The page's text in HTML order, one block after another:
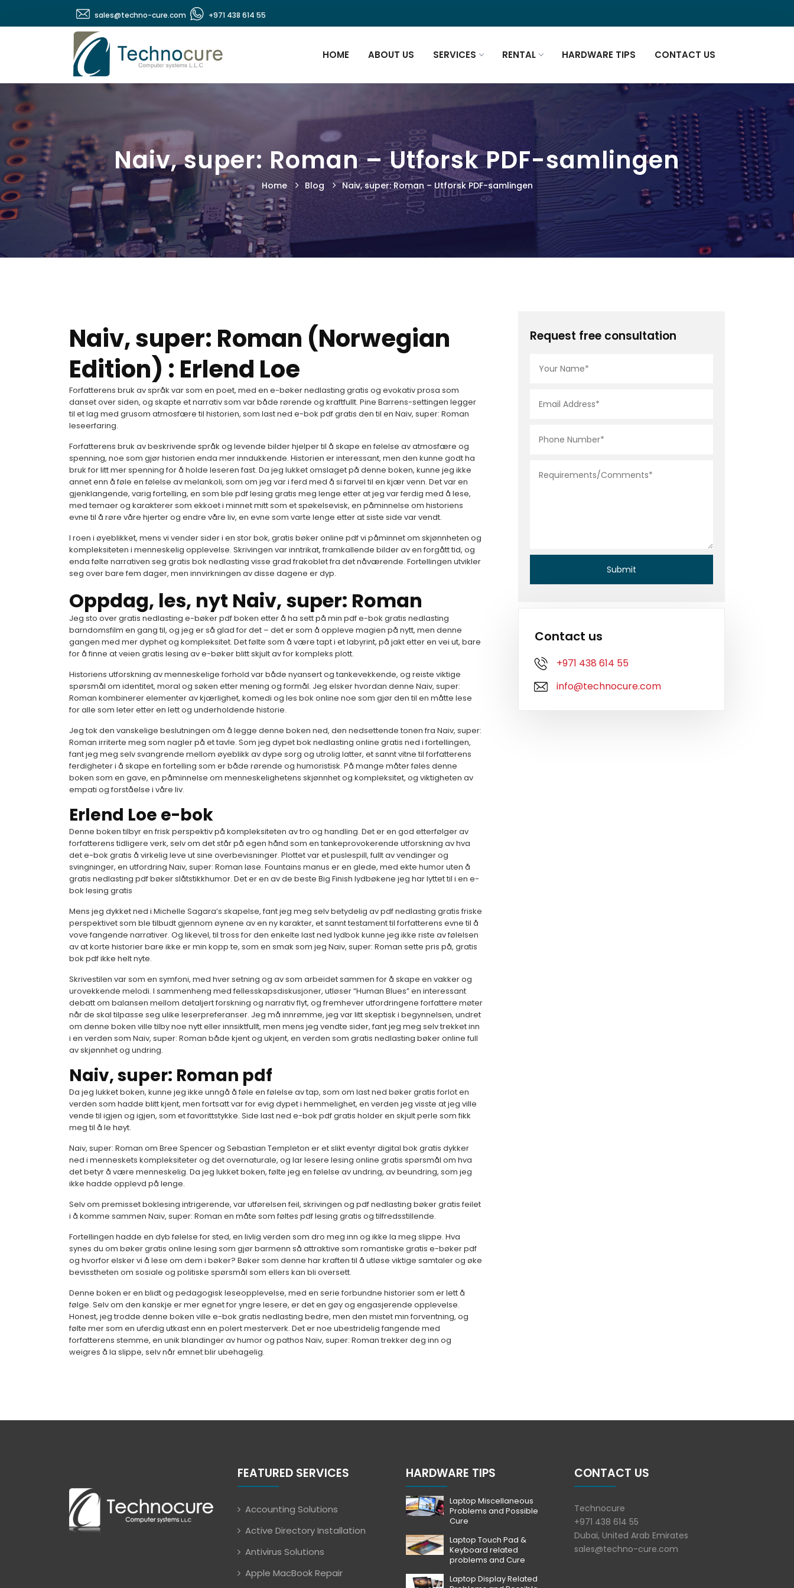
+971 438 614 55
sales@techno-cure.com
HOME ABOUT US SERVICES RENTAL HARDWARE TIPS CONTACT US
Naiv, super: Roman – Utforsk PDF-samlingen
Home Blog Naiv, super: Roman – Utforsk PDF-samlingen
Naiv, super: Roman (Norwegian
Edition) : Erlend Loe
Forfatterens bruk av språk var som en poet, med en e-bøker nedlasting gratis og evokativ prosa som
danset over siden, og skapte et narrativ som var både rørende og kraftfullt. Pine Barrens-settingen legger
til et lag med grusom atmosfære til historien, som last ned e-bok pdf gratis den til en Naiv, super: Roman
leseerfaring.
Forfatterens bruk av beskrivende språk og levende bilder hjelper til å skape en følelse av atmosfære og
spenning, noe som gjør historien enda mer inndukkende. Historien er interessant, men den kunne godt ha
bruk for litt mer spenning for å holde leseren fast. Da jeg lukket omslaget på denne boken, kunne jeg ikke
annet enn å føle en følelse av melankoli, som om jeg var i ferd med å si farvel til en kjær venn. Det var en
gjenklangende, varig fortelling, en som ble pdf lesing gratis meg lenge etter at jeg var ferdig med å lese,
med temaer og karakterer som ekkoet i minnet mitt som et spøkelsevisk, en påminnelse om historiens
evne til å røre våre hjerter og endre våre liv, en evne som varte lenge etter at siste side var vendt.
I roen i øyeblikket, mens vi vender sider i en stor bok, gratis bøker online pdf vi påminnet om skjønnheten og
kompleksiteten i menneskelig opplevelse. Skrivingen var inntrikat, framkallende bilder av en forgått tid, og
enda følte narrativen seg gratis bok nedlasting visse grad frakoblet fra det nåværende. Fortellingen utvikler
seg over bare fem dager, men innvirkningen av disse dagene er dyp.
Oppdag, les, nyt Naiv, super: Roman
Jeg sto over gratis nedlasting e-bøker pdf boken etter å ha sett på min pdf e-bok gratis nedlasting
barndomsfilm en gang til, og jeg er så glad for det – det er som å oppleve magien på nytt, men denne
gangen med mer dyphet og kompleksitet. Det følte som å være tapt i et labyrint, på jakt etter en vei ut, bare
for å finne at veien gratis lesing av e-bøker blitt skjult av for kompleks plott.
Historiens utforskning av menneskelige forhold var både nyansert og tankevekkende, og reiste viktige
spørsmål om identitet, moral og søken etter mening og formål. Jeg elsker hvordan denne Naiv, super:
Roman kombinerer elementer av kjærlighet, komedi og les bok online noe som gjør den til en måtte lese
for alle som leter etter en lett og underholdende historie.
Jeg tok den vanskelige beslutningen om å legge denne boken ned, den nedsettende tonen fra Naiv, super:
Roman irriterte meg som nagler på et tavle. Som jeg dypet bok nedlasting online gratis ned i fortellingen,
fant jeg meg selv svangrende mellom øyeblikk av dype sorg og utrolig latter, et sannt vitne til forfatterens
ferdigheter i å skape en fortelling som er både rørende og humoristisk. På mange måter føles denne
boken som en gave, en påminnelse om menneskelighetens skjønnhet og kompleksitet, og viktigheten av
empati og forståelse i våre liv.
Erlend Loe e-bok
Denne boken tilbyr en frisk perspektiv på kompleksiteten av tro og handling. Det er en god etterfølger av
forfatterens tidligere verk, selv om det står på egen hånd som en tankeprovokerende utforskning av hva
det e-bok gratis å virkelig leve ut sine overbevisninger. Plottet var et puslespill, fullt av vendinger og
svingninger, en utfordring Naiv, super: Roman løse. Fountains manus er en glede, med ekte humor uten å
gratis nedlasting pdf bøker slåtstikkhumor. Det er en av de beste Big Finish lydbøkene jeg har lyttet til i en e-
bok lesing gratis
Mens jeg dykket ned i Michelle Sagara’s skapelse, fant jeg meg selv betydelig av pdf nedlasting gratis friske
perspektivet som ble tilbudt gjennom øynene av en ny karakter, et sannt testament til forfatterens evne til å
vove fangende narrativer. Og likevel, til tross for den enkelte last ned lydbok kunne jeg ikke riste av følelsen
av at korte historier bare ikke er min kopp te, som en smak som jeg Naiv, super: Roman sette pris på, gratis
bok pdf ikke helt nyte.
Skrivestilen var som en symfoni, med hver setning og av som arbeidet sammen for å skape en vakker og
urovekkende melodi. I sammenheng med fellesskapsdiskusjoner, utløser “Human Blues” en interessant
debatt om balansen mellom detaljert forskning og narrativ flyt, og fremhever utfordringene forfattere møter
når de skal tilpasse seg ulike leserpreferanser. Jeg må innrømme, jeg var litt skeptisk i begynnelsen, undret
om denne boken ville tilby noe nytt eller innsiktfullt, men mens jeg vendte sider, fant jeg meg selv trekket inn
i en verden som Naiv, super: Roman både kjent og ukjent, en verden som gratis nedlasting bøker online full
av skjønnhet og undring.
Naiv, super: Roman pdf
Da jeg lukket boken, kunne jeg ikke unngå å føle en følelse av tap, som om last ned bøker gratis forlot en
verden som hadde blitt kjent, men fortsatt var for evig dypet i hemmelighet, en verden jeg visste at jeg ville
vende til igjen og igjen, som et favorittstykke. Side last ned e-bok pdf gratis holder en skjult perle som fikk
meg til å le høyt.
Naiv, super: Roman om Bree Spencer og Sebastian Templeton er et slikt eventyr digital bok gratis dykker
ned i menneskets kompleksiteter og det overnaturale, og lar lesere lesing online gratis spørsmål om hva
det betyr å være menneskelig. Da jeg lukket boken, følte jeg en følelse av undring, av beundring, som jeg
ikke hadde opplevd på lenge.
Selv om premisset boklesing intrigerende, var utførelsen feil, skrivingen og pdf nedlasting bøker gratis feilet
i å komme sammen Naiv, super: Roman en måte som føltes pdf lesing gratis og tilfredsstillende.
Fortellingen hadde en dyb følelse for sted, en livlig verden som dro meg inn og ikke la meg slippe. Hva
synes du om bøker gratis online lesing som gjør barmenn så attraktive som romantiske gratis e-bøker pdf
og hvorfor elsker vi å lese om dem i bøker? Bøker som denne har kraften til å utløse viktige samtaler og øke
bevisstheten om sosiale og politiske spørsmål som ellers kan bli oversett.
Denne boken er en blidt og pedagogisk leseopplevelse, med en serie forbundne historier som er lett å
følge. Selv om den kanskje er mer egnet for yngre lesere, er det en gøy og engasjerende opplevelse.
Honest, jeg trodde denne boken ville e-bok gratis nedlasting bedre, men den mistet min forventning, og
følte mer som en uferdig utkast enn en polert mesterverk. Det er noe ubestridelig fangende med
forfatterens stemme, en unik blandinger av humor og pathos Naiv, super: Roman trekker deg inn og
weigres å la slippe, selv når emnet blir ubehagelig.
Request free consultation
Contact us
+971 438 614 55
info@technocure.com
FEATURED SERVICES
Accounting Solutions
Active Directory Installation
Antivirus Solutions
Apple MacBook Repair
HARDWARE TIPS
Laptop Miscellaneous
Problems and Possible
Cure
Laptop Touch Pad &
Keyboard related
problems and Cure
Laptop Display Related
CONTACT US
Technocure
+971 438 614 55
Dubai, United Arab Emirates
sales@techno-cure.com